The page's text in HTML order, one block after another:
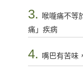
3.
喉嚨痛不等
痛」疾病
4. 嘴巴有苦味